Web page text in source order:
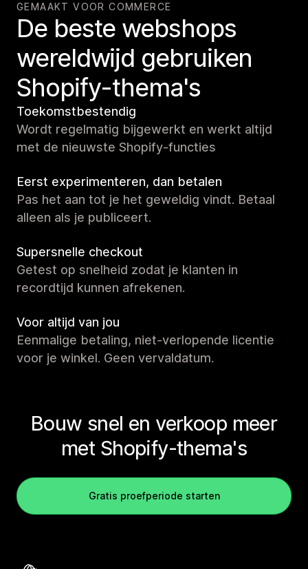
GEMAAKT VOOR COMMERCE
De beste webshops
wereldwijd gebruiken
Shopify-thema's
Toekomstbestendig
Wordt regelmatig bijgewerkt en werkt altijd
met de nieuwste Shopify-functies
Eerst experimenteren, dan betalen
Pas het aan tot je het geweldig vindt. Betaal
alleen als je publiceert.
Supersnelle checkout
Getest op snelheid zodat je klanten in
recordtijd kunnen afrekenen.
Voor altijd van jou
Eenmalige betaling, niet-verlopende licentie
voor je winkel. Geen vervaldatum.
Bouw snel en verkoop meer
met Shopify-thema's
Gratis proefperiode starten